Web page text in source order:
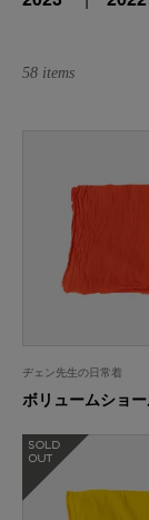
58 items
ヂェン先生の日常着
ボリュームショ